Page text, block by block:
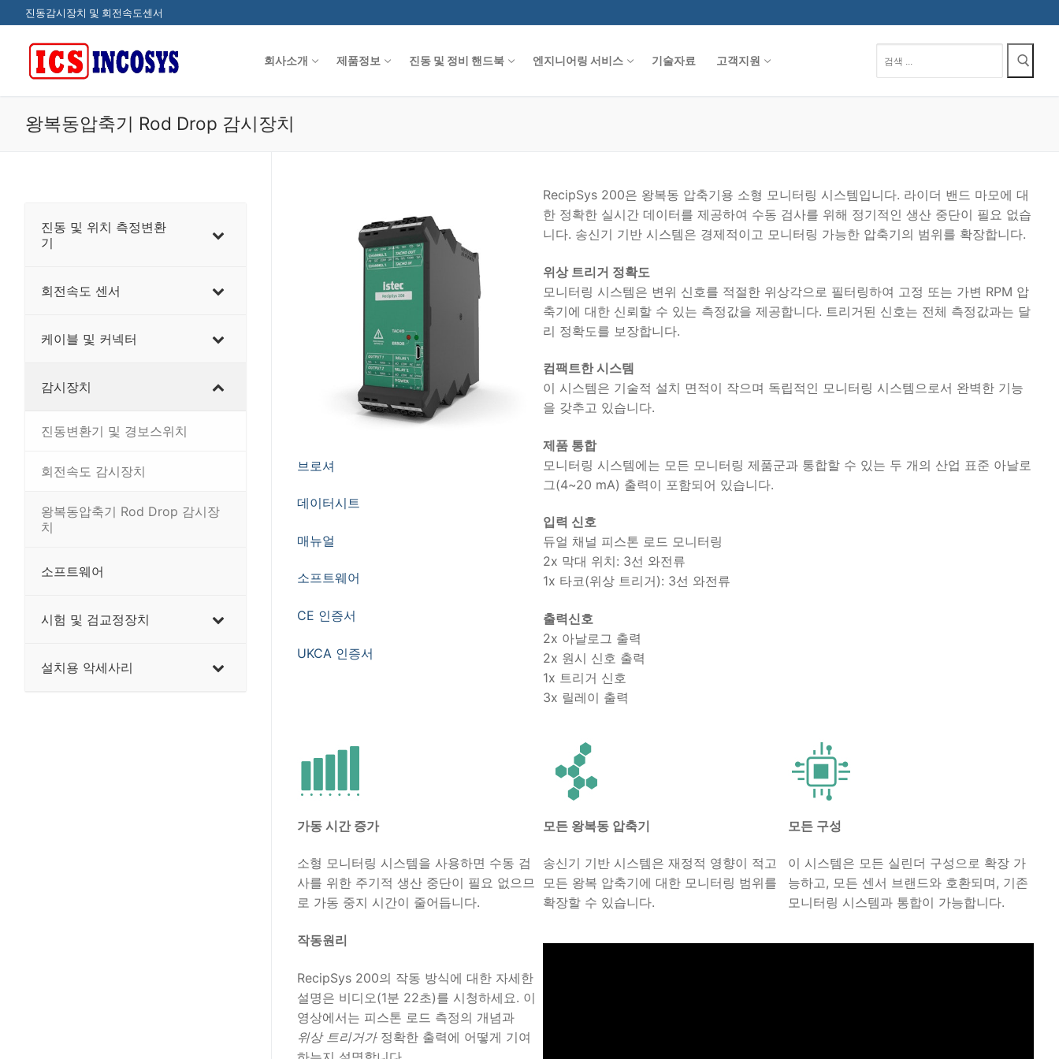
텐
진동감시장치 및 회전속도센서
회사소개 제품정보 진동 및 정비 핸드북 엔지니어링 서비스 기술자료 고객지원
색
:
왕복동압축기 Rod Drop 감시장치
브로셔
데이터시트
매뉴얼
소프트웨어
CE 인증서
UKCA 인증서
RecipSys 200은 왕복동 압축기용 소형 모니터링 시스템입니다. 라이더 밴드 마모에 대
한 정확한 실시간 데이터를 제공하여 수동 검사를 위해 정기적인 생산 중단이 필요 없습
니다. 송신기 기반 시스템은 경제적이고 모니터링 가능한 압축기의 범위를 확장합니다.
위상 트리거 정확도
모니터링 시스템은 변위 신호를 적절한 위상각으로 필터링하여 고정 또는 가변 RPM 압
축기에 대한 신뢰할 수 있는 측정값을 제공합니다. 트리거된 신호는 전체 측정값과는 달
리 정확도를 보장합니다.
컴팩트한 시스템
이 시스템은 기술적 설치 면적이 작으며 독립적인 모니터링 시스템으로서 완벽한 기능
을 갖추고 있습니다.
제품 통합
모니터링 시스템에는 모든 모니터링 제품군과 통합할 수 있는 두 개의 산업 표준 아날로
그(4~20 mA) 출력이 포함되어 있습니다.
입력 신호
듀얼 채널 피스톤 로드 모니터링
2x 막대 위치: 3선 와전류
1x 타코(위상 트리거): 3선 와전류
출력신호
2x 아날로그 출력
2x 원시 신호 출력
1x 트리거 신호
3x 릴레이 출력
가동 시간 증가
소형 모니터링 시스템을 사용하면 수동 검
사를 위한 주기적 생산 중단이 필요 없으므
로 가동 중지 시간이 줄어듭니다.
모든 왕복동 압축기
송신기 기반 시스템은 재정적 영향이 적고
모든 왕복 압축기에 대한 모니터링 범위를
확장할 수 있습니다.
모든 구성
이 시스템은 모든 실린더 구성으로 확장 가
능하고, 모든 센서 브랜드와 호환되며, 기존
모니터링 시스템과 통합이 가능합니다.
작동원리
RecipSys 200의 작동 방식에 대한 자세한
설명은 비디오(1분 22초)를 시청하세요. 이
영상에서는 피스톤 로드 측정의 개념과
위상 트리거가정확한 출력에 어떻게 기여
진동 및 위치 측정변환
기
회전속도 센서
케이블 및 커넥터
감시장치
진동변환기 및 경보스위치
회전속도 감시장치
왕복동압축기 Rod Drop 감시장
치
소프트웨어
시험 및 검교정장치
설치용 악세사리